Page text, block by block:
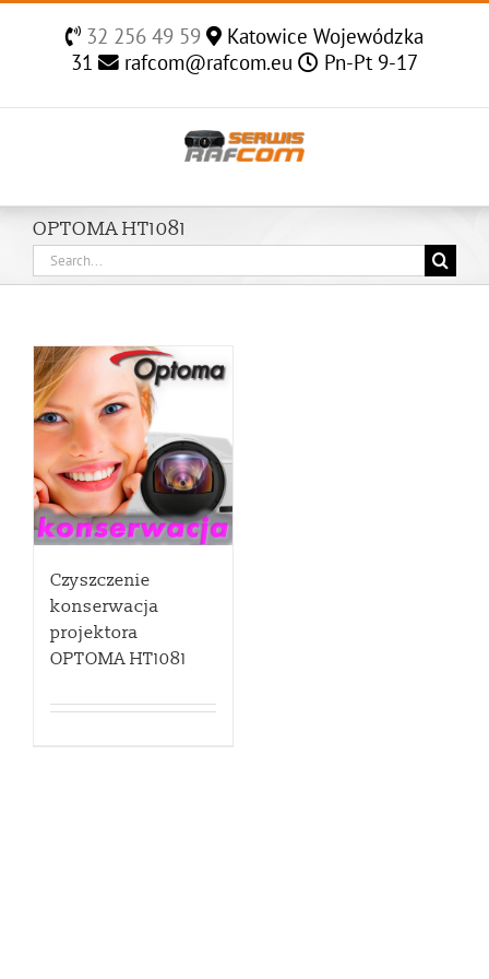
32 256 49 59
Katowice Wojewódzka
31
rafcom@rafcom.eu Pn-Pt 9-17
OPTOMA HT1081
Search
for:
Czyszczenie
konserwacja
projektora
OPTOMA HT1081